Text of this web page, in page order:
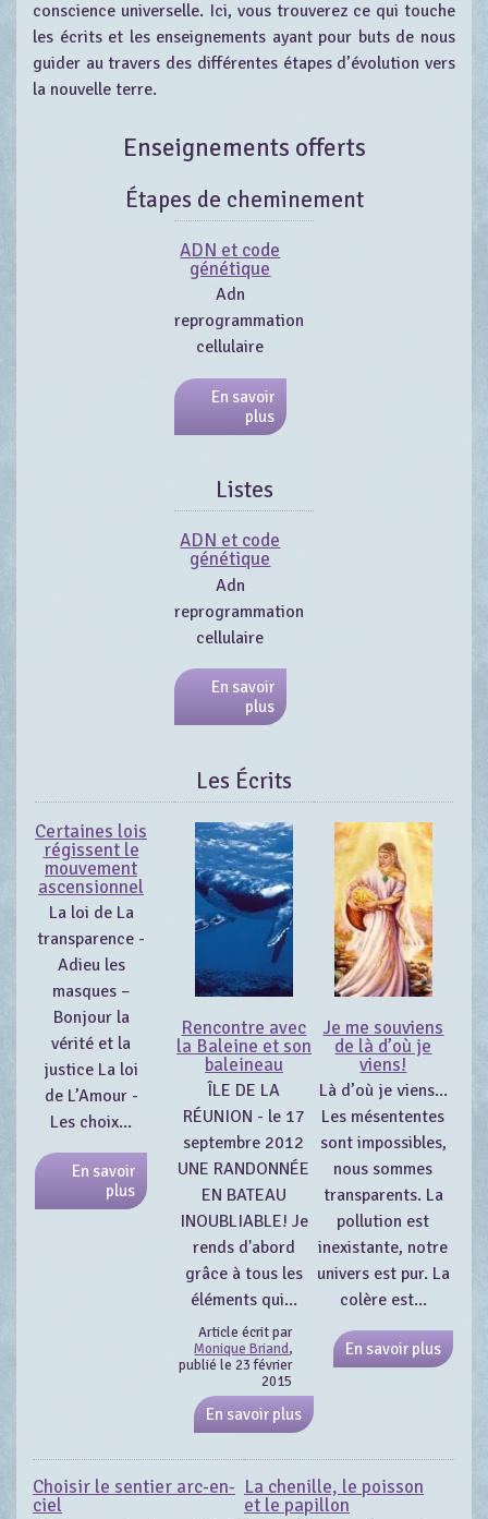
conscience universelle. Ici, vous trouverez ce qui touche
les écrits et les enseignements ayant pour buts de nous
guider au travers des différentes étapes d’évolution vers
la nouvelle terre.
Enseignements offerts
Étapes de cheminement
ADN et code
génétique
Adn
reprogrammation
cellulaire
En savoir
plus
Listes
ADN et code
génétique
Adn
reprogrammation
cellulaire
En savoir
plus
Les Écrits
Certaines lois
régissent le
mouvement
ascensionnel
La loi de La
transparence -
Adieu les
masques –
Bonjour la
vérité et la
justice La loi
de L’Amour -
Les choix...
En savoir
plus
Rencontre avec
la Baleine et son
baleineau
ÎLE DE LA
RÉUNION - le 17
septembre 2012
UNE RANDONNÉE
EN BATEAU
INOUBLIABLE! Je
rends d'abord
grâce à tous les
éléments qui...
Article écrit par
Monique Briand,
publié le 23 février
2015
En savoir plus
Je me souviens
de là d’où je
viens!
Là d’où je viens...
Les mésententes
sont impossibles,
nous sommes
transparents. La
pollution est
inexistante, notre
univers est pur. La
colère est...
En savoir plus
Choisir le sentier arc-en-
ciel
La chenille, le poisson
et le papillon